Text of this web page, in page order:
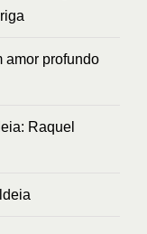
amor profundo
Raquel